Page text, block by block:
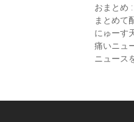
おまとめ
まとめて
にゅーす
痛いニュ
ニュース